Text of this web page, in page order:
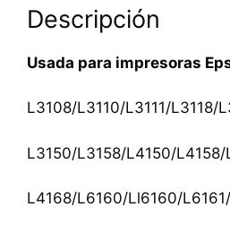
Descripción
Usada para impresoras
L3108/L3110/L3111/L3118/
L3150/L3158/L4150/
L4168/L6160/Ll6160/